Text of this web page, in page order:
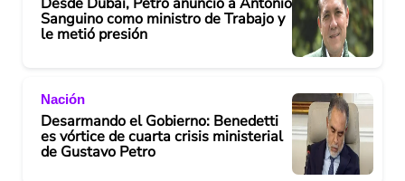
Sanguino como ministro de Trabajo y
le metió presión
Nación
Desarmando el Gobierno: Benedetti
es vórtice de cuarta crisis ministerial
de Gustavo Petro